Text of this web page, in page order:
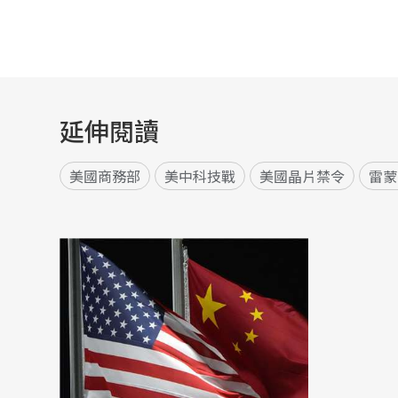
延伸閱讀
美國商務部 美中科技戰 美國晶片禁令 雷